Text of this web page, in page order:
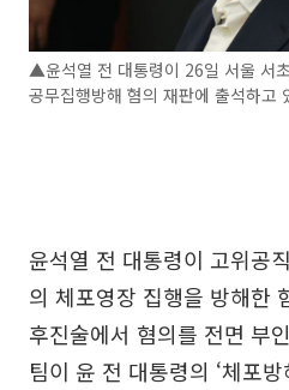
▲윤석열 전 대통령이 26일 서울 서
공무집행방해 혐의 재판에 출석하고
윤석열 전 대통령이 고위공
의 체포영장 집행을 방해한
후진술에서 혐의를 전면 부
팀이 윤 전 대통령의 ‘체포